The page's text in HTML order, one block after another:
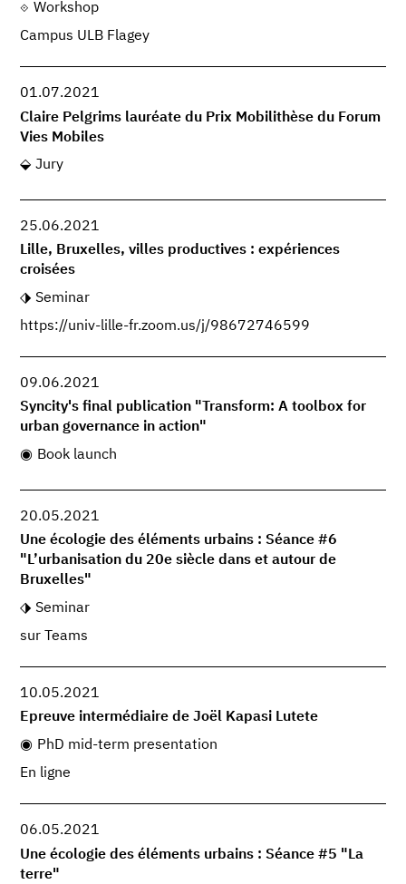
Workshop
Campus ULB Flagey
01.07.2021
Claire Pelgrims lauréate du Prix Mobilithèse du Forum
Vies Mobiles
Jury
25.06.2021
Lille, Bruxelles, villes productives : expériences
croisées
Seminar
https://univ-lille-fr.zoom.us/j/98672746599
09.06.2021
Syncity's final publication "Transform: A toolbox for
urban governance in action"
Book launch
20.05.2021
Une écologie des éléments urbains : Séance #6
"L’urbanisation du 20e siècle dans et autour de
Bruxelles"
Seminar
sur Teams
10.05.2021
Epreuve intermédiaire de Joël Kapasi Lutete
PhD mid-term presentation
En ligne
06.05.2021
Une écologie des éléments urbains : Séance #5 "La
terre"